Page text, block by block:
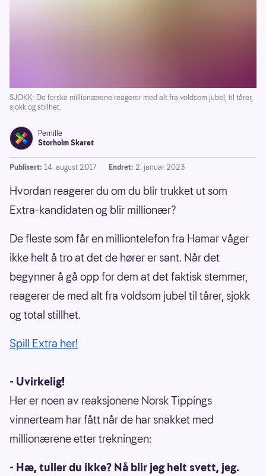
SJOKK: De ferske millionærene reagerer med alt fra voldsom jubel, til tårer,
sjokk og stillhet.
Pernille
Storholm Skaret
Publisert: 14. august 2017 Endret: 2. januar 2023
Hvordan reagerer du om du blir trukket ut som
Extra-kandidaten og blir millionær?
De fleste som får en milliontelefon fra Hamar våger
ikke helt å tro at det de hører er sant. Når det
begynner å gå opp for dem at det faktisk stemmer,
reagerer de med alt fra voldsom jubel til tårer, sjokk
og total stillhet.
Spill Extra her!
- Uvirkelig!
Her er noen av reaksjonene Norsk Tippings
vinnerteam har fått når de har snakket med
millionærene etter trekningen:
- Hæ, tuller du ikke? Nå blir jeg helt svett, jeg.